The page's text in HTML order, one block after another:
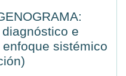
e
sistémico